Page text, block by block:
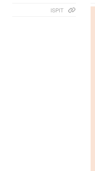
ISPIT